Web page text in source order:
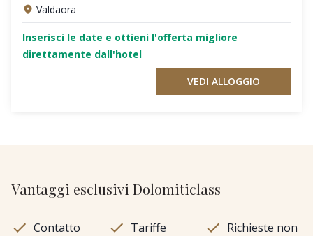
Valdaora
Inserisci le date e ottieni l'offerta migliore
direttamente dall'hotel
VEDI ALLOGGIO
Vantaggi esclusivi Dolomiticlass
Contatto
Tariffe
Richieste non